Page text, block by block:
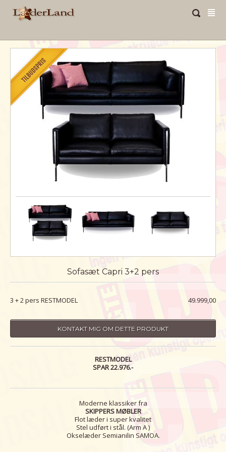
Sofasæt Capri 3+2 pers
3 + 2 pers RESTMODEL 49.999,00
KONTAKT MIG OM DETTE PRODUKT
RESTMODEL
SPAR 22.976.-
Moderne klassiker fra
SKIPPERS MØBLER
Flot læder i super kvalitet
Stel udført i stål. (Arm A )
Okselæder Semianilin SAMOA.